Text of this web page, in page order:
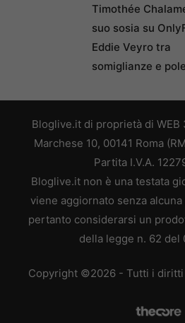
Timothée
suo sosia su
Eddie Veyro tra
somiglianze e
Bloglive.it di proprietà di WEB
Marchese 10, 00141 Roma
Partita I.V.A.
Bloglive.it non è una testata
viene aggiornato senza
pertanto considerarsi un
della legge n. 62 del
Copyright ©2026 - Tutti i